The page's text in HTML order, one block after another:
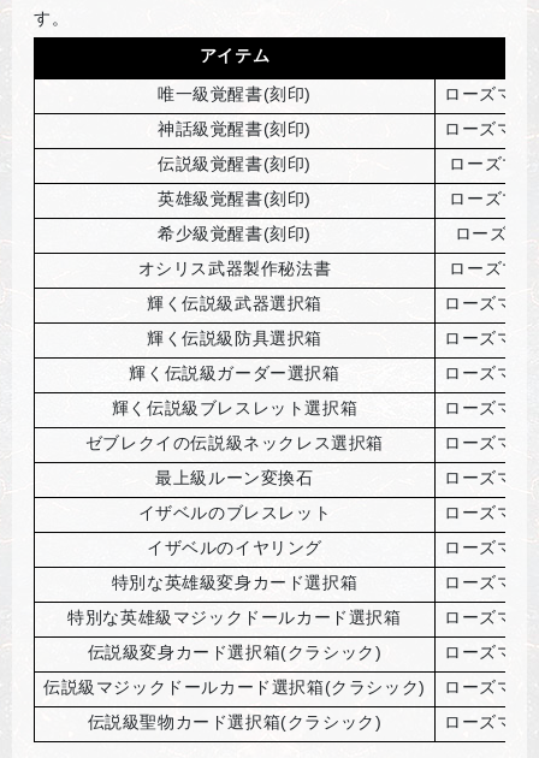
す。
アイテム
唯一級覚醒書(刻印)
ローズマリ
神話級覚醒書(刻印)
ローズマリ
伝説級覚醒書(刻印)
ローズマ
英雄級覚醒書(刻印)
ローズマ
希少級覚醒書(刻印)
ローズマ
オシリス武器製作秘法書
ローズマ
輝く伝説級武器選択箱
ローズマリ
輝く伝説級防具選択箱
ローズマリ
輝く伝説級ガーダー選択箱
ローズマリ
輝く伝説級ブレスレット選択箱
ローズマリ
ゼブレクイの伝説級ネックレス選択箱
ローズマリ
最上級ルーン変換石
ローズマリ
イザベルのブレスレット
ローズマリ
イザベルのイヤリング
ローズマリ
特別な英雄級変身カード選択箱
ローズマリ
特別な英雄級マジックドールカード選択箱
ローズマリ
伝説級変身カード選択箱(クラシック)
ローズマリ
伝説級マジックドールカード選択箱(クラシック)
ローズマリ
伝説級聖物カード選択箱(クラシック)
ローズマリ